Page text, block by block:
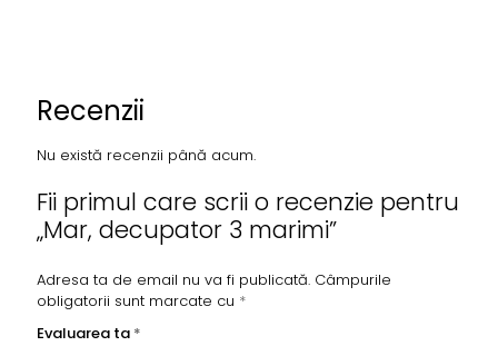
Recenzii
Nu există recenzii până acum.
Fii primul care scrii o recenzie pentru
„Mar, decupator 3 marimi”
Adresa ta de email nu va fi publicată. Câmpurile
obligatorii sunt marcate cu *
Evaluarea ta *